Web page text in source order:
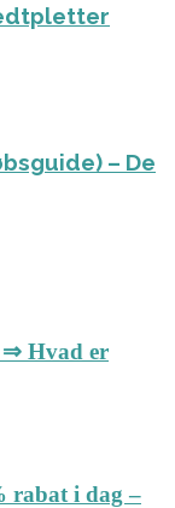
– De
⇒ Hvad er
rabat i dag –